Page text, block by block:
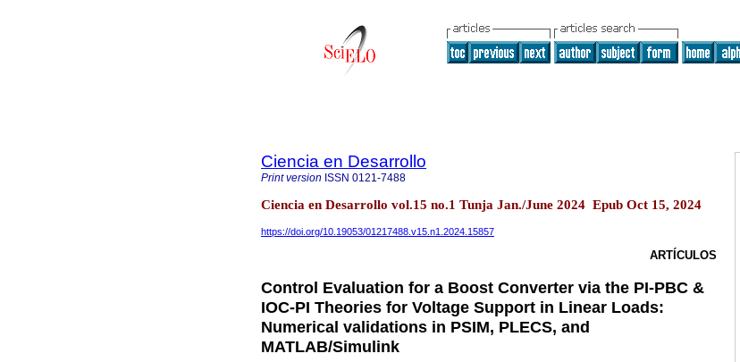
Ciencia en Desarrollo
Print version ISSN 0121-7488
Ciencia en Desarrollo vol.15 no.1 Tunja Jan./June 2024 Epub Oct 15, 2024
https://doi.org/10.19053/01217488.v15.n1.2024.15857
ARTÍCULOS
Control Evaluation for a Boost Converter via the PI-PBC &
IOC-PI Theories for Voltage Support in Linear Loads:
Numerical validations in PSIM, PLECS, and
MATLAB/Simulink